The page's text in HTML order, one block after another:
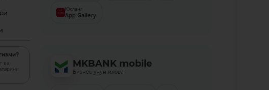
ва
Юкланг
App Gallery
MKBANK mobile
Бизнес учун илова